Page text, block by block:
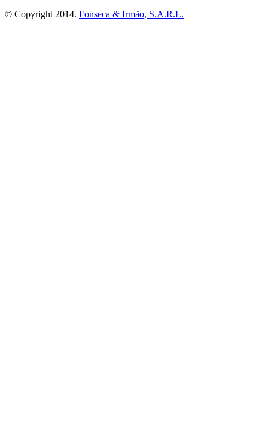
© Copyright 2014. Fonseca & Irmão, S.A.R.L.